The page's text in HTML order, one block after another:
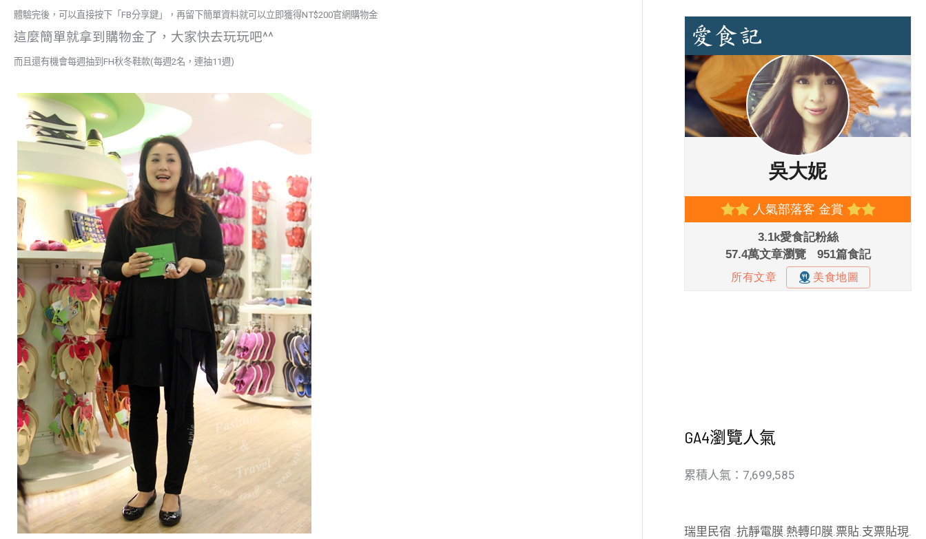
體驗完後，可以直接按下「FB分享鍵」，再留下簡單資料就可以立即獲得NT$200官網購物金
這麼簡單就拿到購物金了，大家快去玩玩吧^^
而且還有機會每週抽到FH秋冬鞋款(每週2名，連抽11週)
GA4瀏覽人氣
累積人氣：7,699,585
瑞里民宿 抗靜電膜. 熱轉印膜. 票貼. 支票貼現